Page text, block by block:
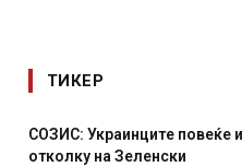
ТИКЕР
СОЗИС: Украинците повеќе
отколку на Зеленски